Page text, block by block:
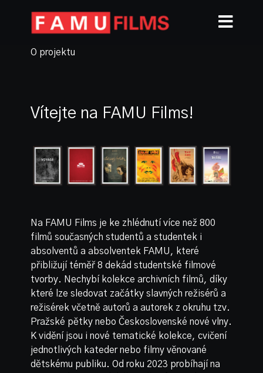
O projektu
Vítejte na FAMU Films!
Na FAMU Films je ke zhlédnutí více než 800
filmů současných studentů a studentek i
absolventů a absolventek FAMU, které
přibližují téměř 8 dekád studentské filmové
tvorby. Nechybí kolekce archivních filmů, díky
které lze sledovat začátky slavných režisérů a
režisérek včetně autorů a autorek z okruhu tzv.
Pražské pětky nebo Československé nové vlny.
K vidění jsou i nové tematické kolekce, cvičení
jednotlivých kateder nebo filmy věnované
dětskému publiku. Od roku 2023 probíhají na